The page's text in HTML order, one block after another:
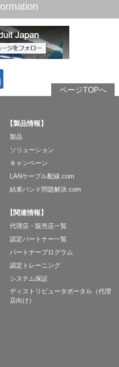
ページTOPへ
【製品情報】
製品
ソリューション
キャンペーン
LANケーブル配線.com
結束バンド問題解決.com
【関連情報】
代理店・販売店一覧
認定パートナー一覧
パートナープログラム
認定トレーニング
システム保証
ディストリビュータポータル（代理
店向け）